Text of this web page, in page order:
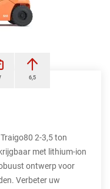
6,5
2-3,5 ton
met lithium-ion
ontwerp voor
Verbeter uw